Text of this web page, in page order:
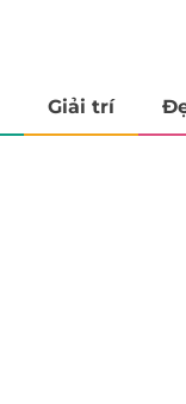
Giải trí